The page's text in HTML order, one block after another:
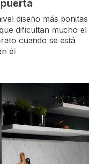
diseño más bonitas
dificultan mucho el
cuando se está
él